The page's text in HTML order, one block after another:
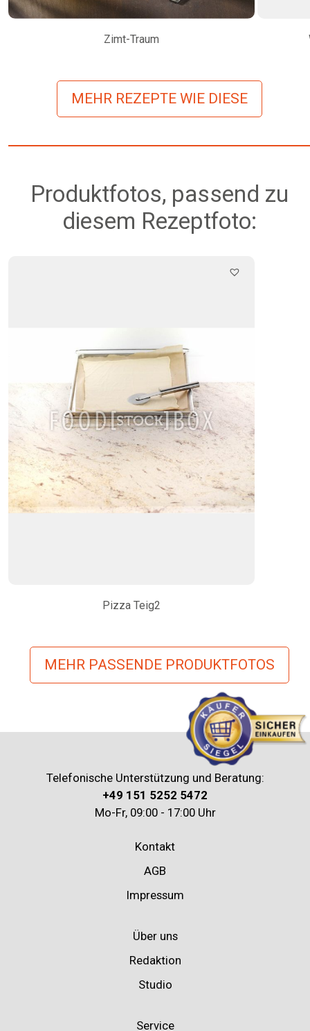
Zimt-Traum
MEHR REZEPTE WIE DIESE
Produktfotos, passend zu
diesem Rezeptfoto:
Pizza Teig2
MEHR PASSENDE PRODUKTFOTOS
Telefonische Unterstützung und Beratung:
+49 151 5252 5472
Mo-Fr, 09:00 - 17:00 Uhr
Kontakt
AGB
Impressum
Über uns
Redaktion
Studio
Service